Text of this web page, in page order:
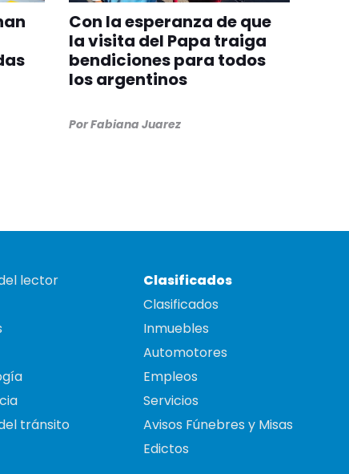
Con la esperanza de que
la visita del Papa traiga
bendiciones para todos
los argentinos
PorFabiana Juarez
lector
tránsito
Clasificados
Clasificados
Inmuebles
Automotores
Empleos
Servicios
Avisos Fúnebres y Misas
Edictos